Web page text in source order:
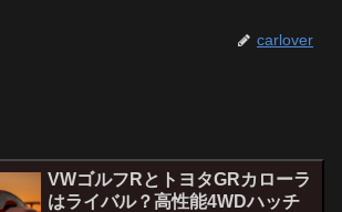
carlover
VWゴルフRとトヨタGRカローラ
はライバル？高性能4WDハッチ